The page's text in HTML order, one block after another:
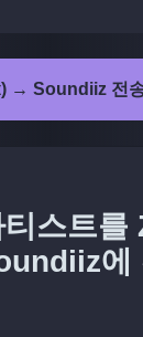
→ Soundiiz 전
스트를
에